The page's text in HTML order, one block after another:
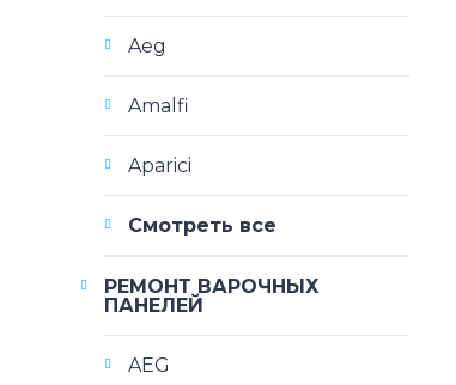
Aeg
Amalfi
Aparici
Смотреть все
РЕМОНТ ВАРОЧНЫХ
ПАНЕЛЕЙ
AEG